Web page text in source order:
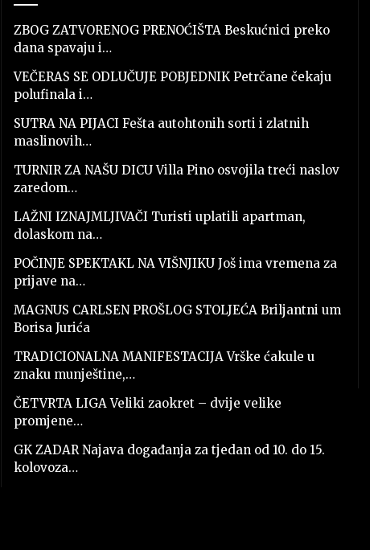
ZBOG ZATVORENOG PRENOĆIŠTA Beskućnici preko
dana spavaju i…
VEČERAS SE ODLUČUJE POBJEDNIK Petrčane čekaju
polufinala i…
SUTRA NA PIJACI Fešta autohtonih sorti i zlatnih
maslinovih…
TURNIR ZA NAŠU DICU Villa Pino osvojila treći naslov
zaredom…
LAŽNI IZNAJMLJIVAČI Turisti uplatili apartman,
dolaskom na…
POČINJE SPEKTAKL NA VIŠNJIKU Još ima vremena za
prijave na…
MAGNUS CARLSEN PROŠLOG STOLJEĆA Briljantni um
Borisa Jurića
TRADICIONALNA MANIFESTACIJA Vrške ćakule u
znaku munještine,…
ČETVRTA LIGA Veliki zaokret – dvije velike
promjene…
GK ZADAR Najava događanja za tjedan od 10. do 15.
kolovoza…